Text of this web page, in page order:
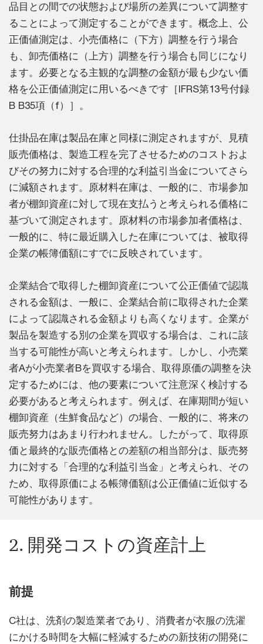
品目との間での状態および場所の差異について調整す
ることによって測定することができます。概念上、公
正価値測定は、小売価格に（下方）調整を行う場合
も、卸売価格に（上方）調整を行う場合も同じになり
ます。必要となる主観的な調整の金額が最も少ない価
格を公正価値測定に用いるべきです［IFRS第13号付録
B B35項（f）］。
仕掛品在庫は製品在庫と同様に測定されますが、見積
販売価格は、製造工程を完了させるためのコストおよ
びその努力に対する合理的な利益引当金についてさら
に減額されます。原材料在庫は、一般的に、市場参加
者が棚卸資産に対して現在支払うと考えられる価格に
基づいて測定されます。原材料の市場参加者価格は、
一般的に、特に最近購入した在庫については、被取得
企業の帳簿価額にすでに反映されています。
企業結合で取得した棚卸資産について公正価値で認識
される金額は、一般に、企業結合前に取得された企業
によって認識される金額よりも高くなります。企業が
製品を製造する別の企業を買収する場合は、これに該
当する可能性が高いと考えられます。しかし、小売業
者Aが小売業者Bを買収する場合、取得原価の調整を決
定するためには、他の要素について注意深く検討する
必要があると考えられます。例えば、在庫期間が短い
棚卸資産（生鮮食品など）の場合、一般的に、将来の
販売努力はあまり行われません。したがって、取得原
価と最終的な販売価格との差額の相当部分は、販売努
力に対する「合理的な利益引当金」と考えられ、その
ため、取得原価による帳簿価額は公正価値に近似する
可能性があります。
2. 開発コストの資産計上
前提
C社は、洗剤の製造業者であり、消費者が衣服の洗濯
にかける時間を大幅に軽減するための新技術の開発に